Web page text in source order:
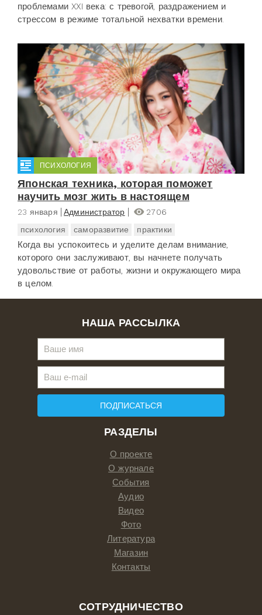
проблемами XXI века: с тревогой, раздражением и
стрессом в режиме тотальной нехватки времени.
ПСИХОЛОГИЯ
Японская техника, которая поможет
научить мозг жить в настоящем
23 января Администратор
2706
психология
саморазвитие практики
Когда вы успокоитесь и уделите делам внимание,
которого они заслуживают, вы начнете получать
удовольствие от работы, жизни и окружающего мира
в целом.
РАЗДЕЛЫ
О проекте
О журнале
События
Аудио
Видео
Фото
Литература
Магазин
Контакты
СОТРУДНИЧЕСТВО
НАША РАССЫЛКА
ПОДПИСАТЬСЯ